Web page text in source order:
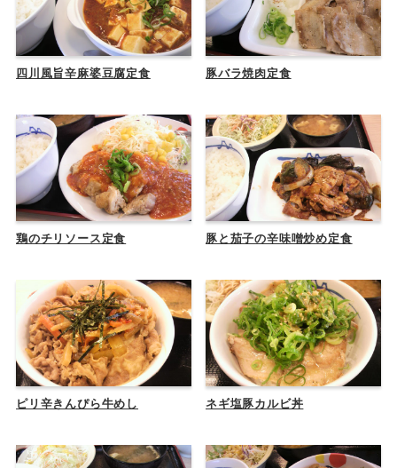
四川風旨辛麻婆豆腐定食 豚バラ焼肉定食
鶏のチリソース定食 豚と茄子の辛味噌炒め定食
ピリ辛きんぴら牛めし ネギ塩豚カルビ丼